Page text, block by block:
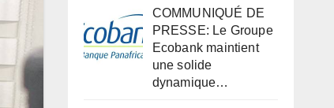
COMMUNIQUÉ DE
PRESSE: Le Groupe
Ecobank maintient
une solide
dynamique…